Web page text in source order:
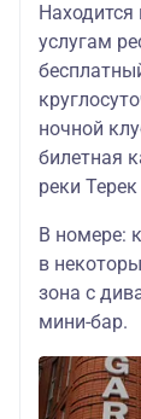
услугам
ночной
билетная
реки
В номере:
в
зона с
мини-бар.